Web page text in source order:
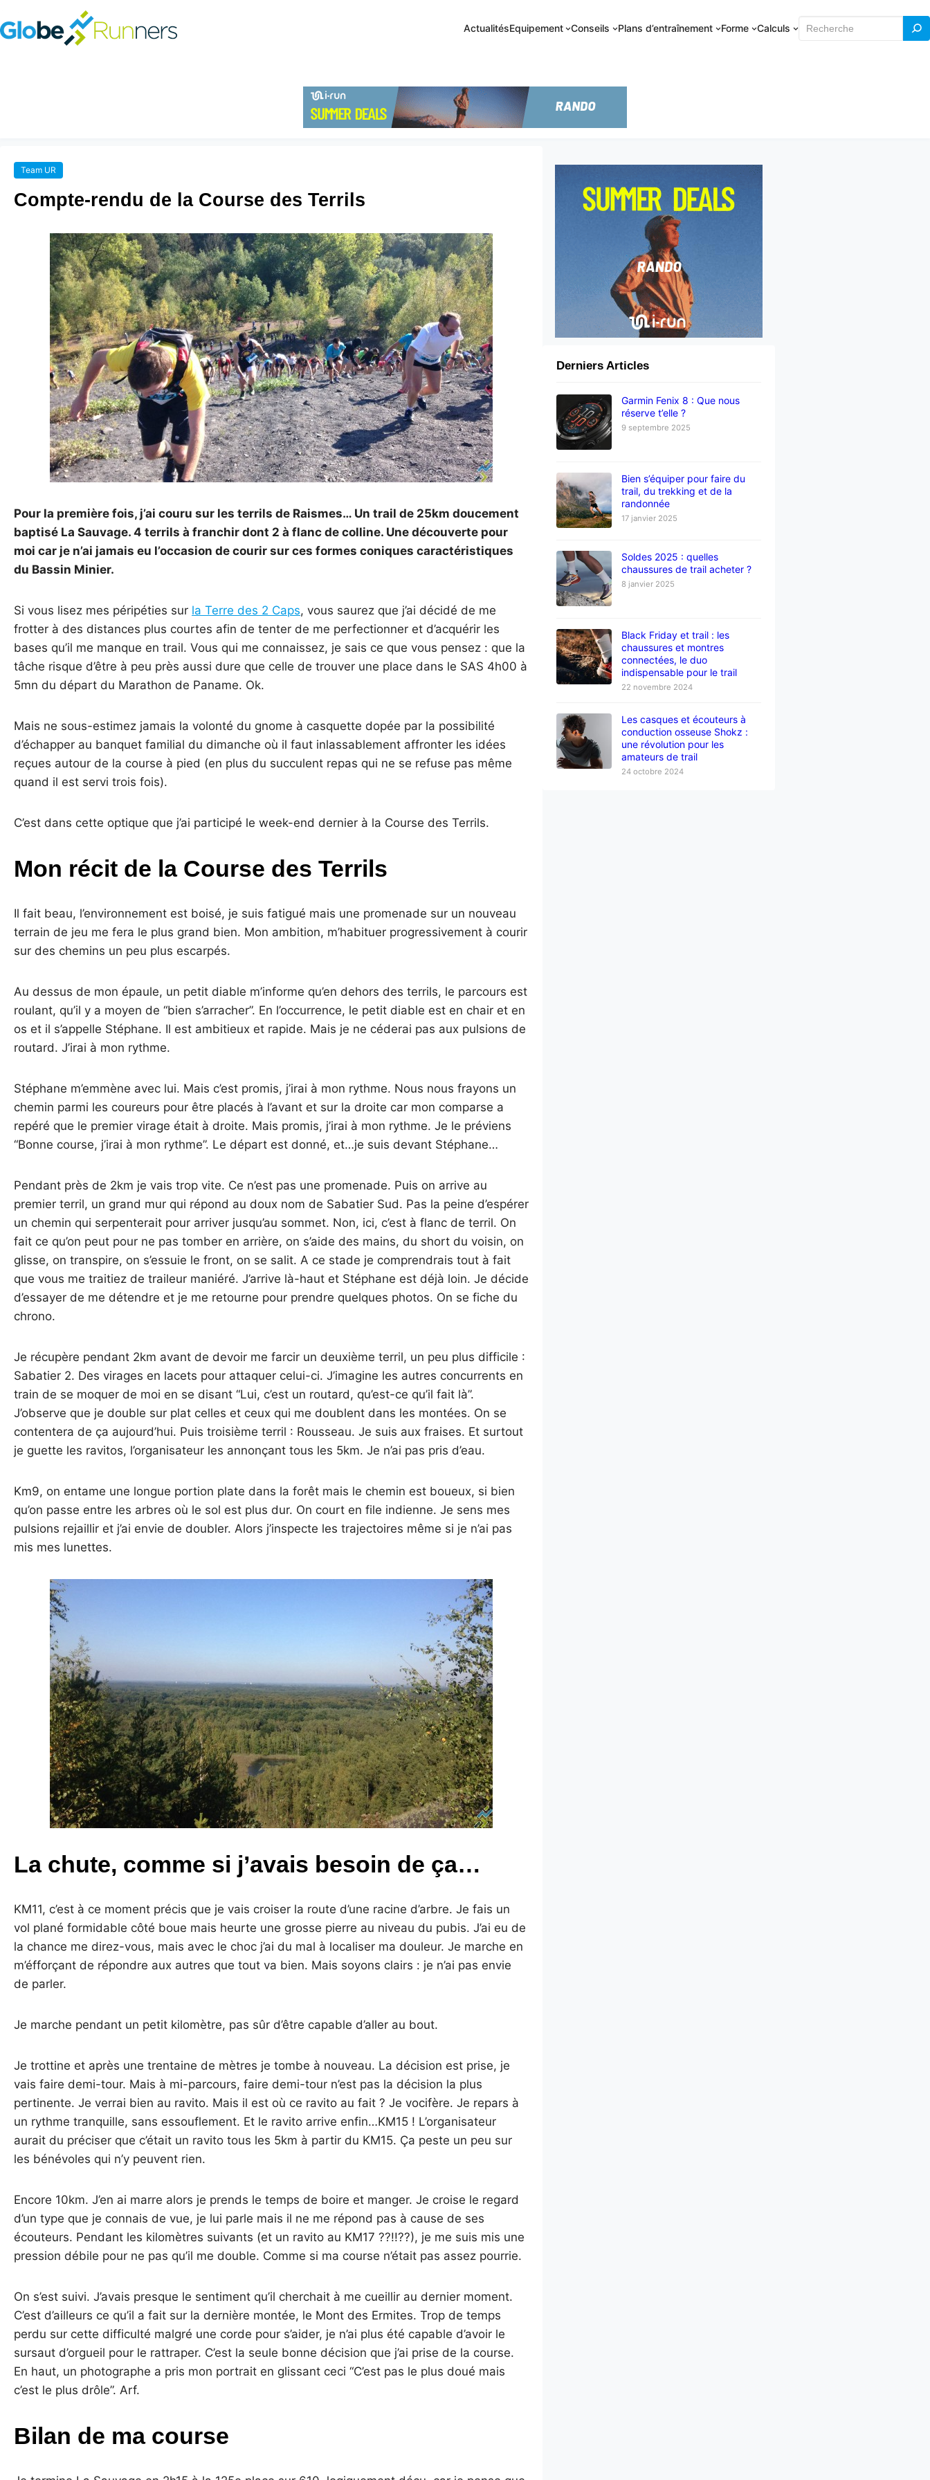
ActualitésEquipement Conseils Plans d’entraînement Forme Calculs Rechercher
Team UR
Compte-rendu de la Course des Terrils
Pour la première fois, j’ai couru sur les terrils de Raismes… Un trail de 25km doucement
baptisé La Sauvage. 4 terrils à franchir dont 2 à flanc de colline. Une découverte pour
moi car je n’ai jamais eu l’occasion de courir sur ces formes coniques caractéristiques
du Bassin Minier.
Si vous lisez mes péripéties sur la Terre des 2 Caps, vous saurez que j’ai décidé de me
frotter à des distances plus courtes afin de tenter de me perfectionner et d’acquérir les
bases qu’il me manque en trail. Vous qui me connaissez, je sais ce que vous pensez : que la
tâche risque d’être à peu près aussi dure que celle de trouver une place dans le SAS 4h00 à
5mn du départ du Marathon de Paname. Ok.
Mais ne sous-estimez jamais la volonté du gnome à casquette dopée par la possibilité
d’échapper au banquet familial du dimanche où il faut inlassablement affronter les idées
reçues autour de la course à pied (en plus du succulent repas qui ne se refuse pas même
quand il est servi trois fois).
C’est dans cette optique que j’ai participé le week-end dernier à la Course des Terrils.
Mon récit de la Course des Terrils
Il fait beau, l’environnement est boisé, je suis fatigué mais une promenade sur un nouveau
terrain de jeu me fera le plus grand bien. Mon ambition, m’habituer progressivement à courir
sur des chemins un peu plus escarpés.
Au dessus de mon épaule, un petit diable m’informe qu’en dehors des terrils, le parcours est
roulant, qu’il y a moyen de “bien s’arracher”. En l’occurrence, le petit diable est en chair et en
os et il s’appelle Stéphane. Il est ambitieux et rapide. Mais je ne céderai pas aux pulsions de
routard. J’irai à mon rythme.
Stéphane m’emmène avec lui. Mais c’est promis, j’irai à mon rythme. Nous nous frayons un
chemin parmi les coureurs pour être placés à l’avant et sur la droite car mon comparse a
repéré que le premier virage était à droite. Mais promis, j’irai à mon rythme. Je le préviens
“Bonne course, j’irai à mon rythme”. Le départ est donné, et…je suis devant Stéphane…
Pendant près de 2km je vais trop vite. Ce n’est pas une promenade. Puis on arrive au
premier terril, un grand mur qui répond au doux nom de Sabatier Sud. Pas la peine d’espérer
un chemin qui serpenterait pour arriver jusqu’au sommet. Non, ici, c’est à flanc de terril. On
fait ce qu’on peut pour ne pas tomber en arrière, on s’aide des mains, du short du voisin, on
glisse, on transpire, on s’essuie le front, on se salit. A ce stade je comprendrais tout à fait
que vous me traitiez de traileur maniéré. J’arrive là-haut et Stéphane est déjà loin. Je décide
d’essayer de me détendre et je me retourne pour prendre quelques photos. On se fiche du
chrono.
Je récupère pendant 2km avant de devoir me farcir un deuxième terril, un peu plus difficile :
Sabatier 2. Des virages en lacets pour attaquer celui-ci. J’imagine les autres concurrents en
train de se moquer de moi en se disant “Lui, c’est un routard, qu’est-ce qu’il fait là”.
J’observe que je double sur plat celles et ceux qui me doublent dans les montées. On se
contentera de ça aujourd’hui. Puis troisième terril : Rousseau. Je suis aux fraises. Et surtout
je guette les ravitos, l’organisateur les annonçant tous les 5km. Je n’ai pas pris d’eau.
Km9, on entame une longue portion plate dans la forêt mais le chemin est boueux, si bien
qu’on passe entre les arbres où le sol est plus dur. On court en file indienne. Je sens mes
pulsions rejaillir et j’ai envie de doubler. Alors j’inspecte les trajectoires même si je n’ai pas
mis mes lunettes.
La chute, comme si j’avais besoin de ça…
KM11, c’est à ce moment précis que je vais croiser la route d’une racine d’arbre. Je fais un
vol plané formidable côté boue mais heurte une grosse pierre au niveau du pubis. J’ai eu de
la chance me direz-vous, mais avec le choc j’ai du mal à localiser ma douleur. Je marche en
m’éfforçant de répondre aux autres que tout va bien. Mais soyons clairs : je n’ai pas envie
de parler.
Je marche pendant un petit kilomètre, pas sûr d’être capable d’aller au bout.
Je trottine et après une trentaine de mètres je tombe à nouveau. La décision est prise, je
vais faire demi-tour. Mais à mi-parcours, faire demi-tour n’est pas la décision la plus
pertinente. Je verrai bien au ravito. Mais il est où ce ravito au fait ? Je vocifère. Je repars à
un rythme tranquille, sans essouflement. Et le ravito arrive enfin…KM15 ! L’organisateur
aurait du préciser que c’était un ravito tous les 5km à partir du KM15. Ça peste un peu sur
les bénévoles qui n’y peuvent rien.
Encore 10km. J’en ai marre alors je prends le temps de boire et manger. Je croise le regard
d’un type que je connais de vue, je lui parle mais il ne me répond pas à cause de ses
écouteurs. Pendant les kilomètres suivants (et un ravito au KM17 ??!!??), je me suis mis une
pression débile pour ne pas qu’il me double. Comme si ma course n’était pas assez pourrie.
On s’est suivi. J’avais presque le sentiment qu’il cherchait à me cueillir au dernier moment.
C’est d’ailleurs ce qu’il a fait sur la dernière montée, le Mont des Ermites. Trop de temps
perdu sur cette difficulté malgré une corde pour s’aider, je n’ai plus été capable d’avoir le
sursaut d’orgueil pour le rattraper. C’est la seule bonne décision que j’ai prise de la course.
En haut, un photographe a pris mon portrait en glissant ceci “C’est pas le plus doué mais
c’est le plus drôle”. Arf.
Bilan de ma course
Derniers Articles
Garmin Fenix 8 : Que nous
réserve t’elle ?
9 septembre 2025
Bien s’équiper pour faire du
trail, du trekking et de la
randonnée
17 janvier 2025
Soldes 2025 : quelles
chaussures de trail acheter ?
8 janvier 2025
Black Friday et trail : les
chaussures et montres
connectées, le duo
indispensable pour le trail
22 novembre 2024
Les casques et écouteurs à
conduction osseuse Shokz :
une révolution pour les
amateurs de trail
24 octobre 2024